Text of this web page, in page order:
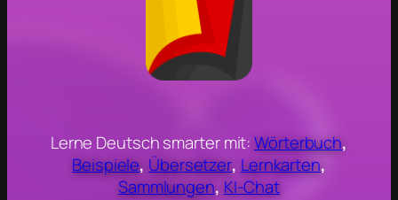
Lerne Deutsch smarter mit:Wörterbuch,
Beispiele, Übersetzer, Lernkarten,
Sammlungen, KI-Chat